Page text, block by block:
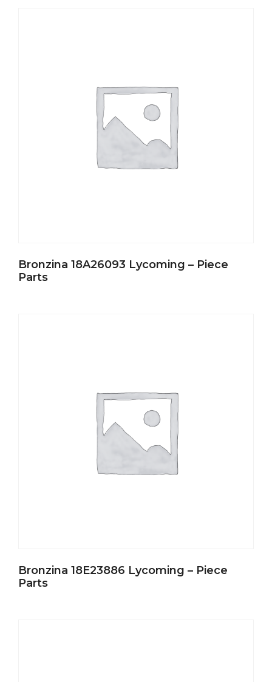
Bronzina 18A26093 Lycoming – Piece
Parts
Bronzina 18E23886 Lycoming – Piece
Parts